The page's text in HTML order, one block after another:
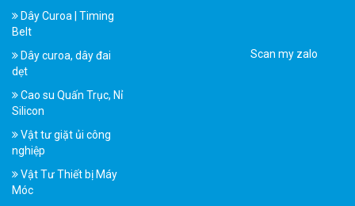
Dây Curoa | Timing
Belt
Dây curoa, dây đai
dẹt
Cao su Quấn Trục, Nỉ
Silicon
Vật tư giặt ủi công
nghiệp
Vật Tư Thiết bị Máy
Móc
Scan my zalo